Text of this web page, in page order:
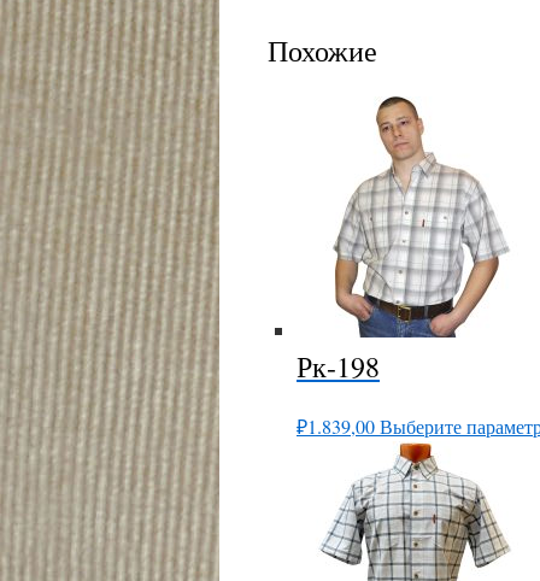
Похожие
Рк-198
₽1.839,00Выберите